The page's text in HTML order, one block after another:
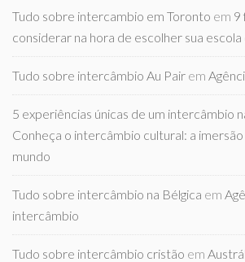
Tudo sobre intercambio em Toronto em 9
considerar na hora de escolher sua escola
Tudo sobre intercâmbio Au Pair em
5 experiências únicas de um intercâmbio
Conheça o intercâmbio cultural: a
mundo
Tudo sobre intercâmbio na Bélgica em
intercâmbio
Tudo sobre intercâmbio cristão em